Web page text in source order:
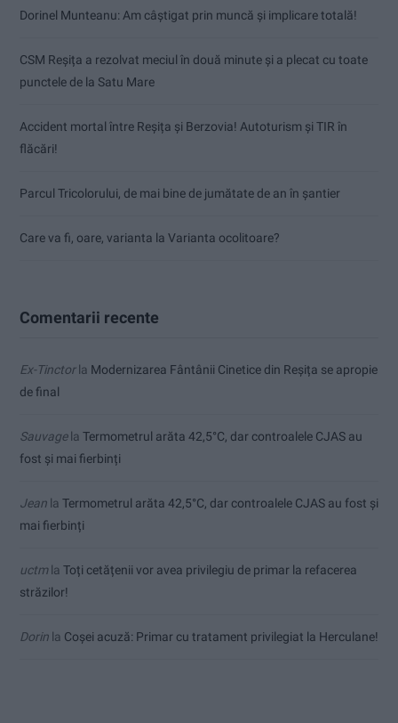
Dorinel Munteanu: Am câștigat prin muncă și implicare totală!
CSM Reșița a rezolvat meciul în două minute și a plecat cu toate
punctele de la Satu Mare
Accident mortal între Reșița și Berzovia! Autoturism și TIR în
flăcări!
Parcul Tricolorului, de mai bine de jumătate de an în șantier
Care va fi, oare, varianta la Varianta ocolitoare?
Comentarii recente
Ex-Tinctorla Modernizarea Fântânii Cinetice din Reșița se apropie
de final
Sauvagela Termometrul arăta 42,5°C, dar controalele CJAS au
fost și mai fierbinți
Jean la Termometrul arăta 42,5°C, dar controalele CJAS au fost și
mai fierbinți
uctmla Toți cetățenii vor avea privilegiu de primar la refacerea
străzilor!
Dorin la Coșei acuză: Primar cu tratament privilegiat la Herculane!